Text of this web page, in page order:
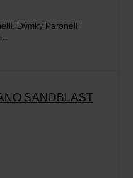
Dýmky Paronelli
SANDBLAST